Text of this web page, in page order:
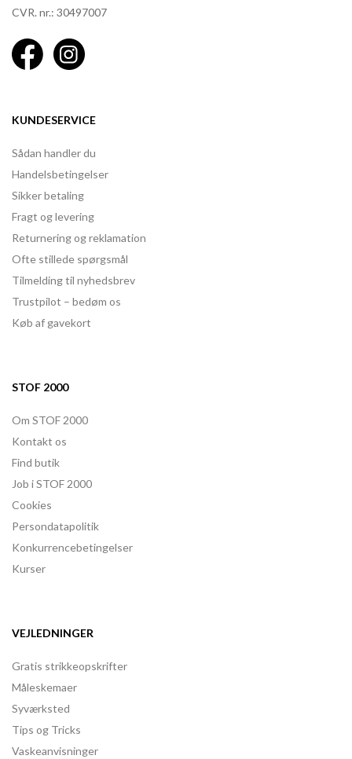
CVR. nr.: 30497007
KUNDESERVICE
Sådan handler du
Handelsbetingelser
Sikker betaling
Fragt og levering
Returnering og reklamation
Ofte stillede spørgsmål
Tilmelding til nyhedsbrev
Trustpilot – bedøm os
Køb af gavekort
STOF 2000
Om STOF 2000
Kontakt os
Find butik
Job i STOF 2000
Cookies
Persondatapolitik
Konkurrencebetingelser
Kurser
VEJLEDNINGER
Gratis strikkeopskrifter
Måleskemaer
Syværksted
Tips og Tricks
Vaskeanvisninger